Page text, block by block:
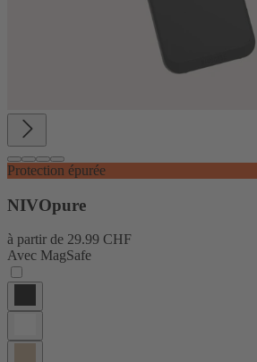
Protection épurée
NIVOpure
à partir de 29.99 CHF
Avec MagSafe